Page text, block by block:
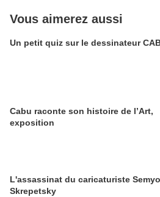
Vous aimerez aussi
Un petit quiz sur le dessinateur
Cabu raconte son histoire de l’Art,
exposition
L'assassinat du caricaturiste
Skrepetsky